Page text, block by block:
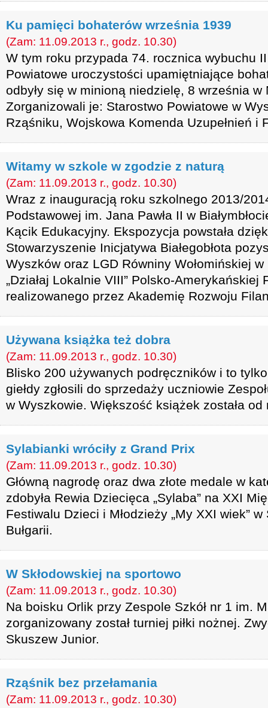
Ku pamięci bohaterów września 1939
(Zam: 11.09.2013 r., godz. 10.30)
W tym roku przypada 74. rocznica wybuchu
Powiatowe uroczystości upamiętniające
odbyły się w minioną niedzielę, 8 września w
Zorganizowali je: Starostwo Powiatowe w
Rząśniku, Wojskowa Komenda Uzupełnień i
Witamy w szkole w zgodzie z naturą
(Zam: 11.09.2013 r., godz. 10.30)
Wraz z inauguracją roku szkolnego 2013/
Podstawowej im. Jana Pawła II w
Kącik Edukacyjny. Ekspozycja powstała
Stowarzyszenie Inicjatywa Białegobłota
Wyszków oraz LGD Równiny Wołomińskiej
„Działaj Lokalnie VIII” Polsko-Amerykańskiej
realizowanego przez Akademię Rozwoju
Używana książka też dobra
(Zam: 11.09.2013 r., godz. 10.30)
Blisko 200 używanych podręczników i to
giełdy zgłosili do sprzedaży uczniowie
w Wyszkowie. Większość książek została
Sylabianki wróciły z Grand Prix
(Zam: 11.09.2013 r., godz. 10.30)
Główną nagrodę oraz dwa złote medale w
zdobyła Rewia Dziecięca „Sylaba” na XXI
Festiwalu Dzieci i Młodzieży „My XXI wiek”
Bułgarii.
W Skłodowskiej na sportowo
(Zam: 11.09.2013 r., godz. 10.30)
Na boisku Orlik przy Zespole Szkół nr 1 im.
zorganizowany został turniej piłki nożnej.
Skuszew Junior.
Rząśnik bez przełamania
(Zam: 11.09.2013 r., godz. 10.30)